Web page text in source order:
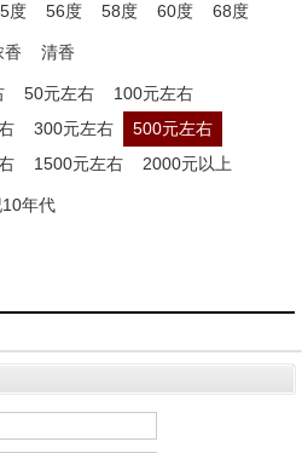
度 56度 58度 60度 68度
香 清香
50元左右
100元左右
300元左右
500元左右
1500元左右 2000元以上
年代